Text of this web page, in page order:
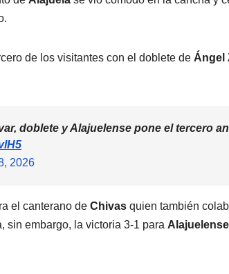
de los visitantes con el doblete de Ángel
doblete y Alajuelense pone el tercero
2026
el canterano de Chivas quien también
sin embargo, la victoria 3-1 para Alajuelense